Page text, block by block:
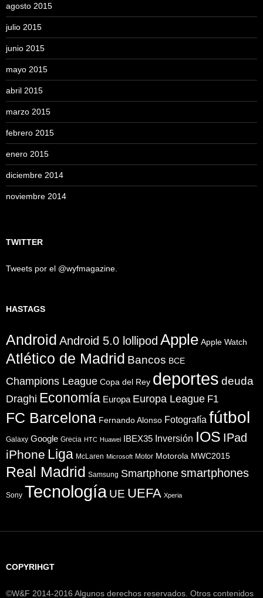
agosto 2015
julio 2015
junio 2015
mayo 2015
abril 2015
marzo 2015
febrero 2015
enero 2015
diciembre 2014
noviembre 2014
TWITTER
Tweets por el @wyfmagazine.
HASTAGS
Android Android 5.0 lollipod Apple Apple Watch
Atlético de Madrid Bancos BCE
Champions League Copa del Rey deportes deuda
Draghi Economía Europa Europa League F1
FC Barcelona Fernando Alonso Fotografía fútbol
Galaxy Google Grecia HTC Huawei IBEX35 Inversión IOS IPad
iPhone Liga McLaren Microsoft Motor Motorola MWC2015
Real Madrid Samsung Smartphone smartphones
Sony Tecnología UE UEFA Xperia
COPYRIHGT
©W&F 2014-2016 Algunos derechos reservados. Otros contenidos